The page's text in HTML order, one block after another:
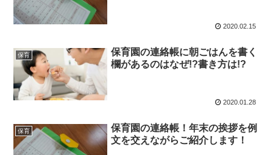
2020.02.15
保育
保育園の連絡帳に朝ごはんを書く
欄があるのはなぜ!?書き方は!?
2020.01.28
保育
保育園の連絡帳！年末の挨拶を例
文を交えながらご紹介します！